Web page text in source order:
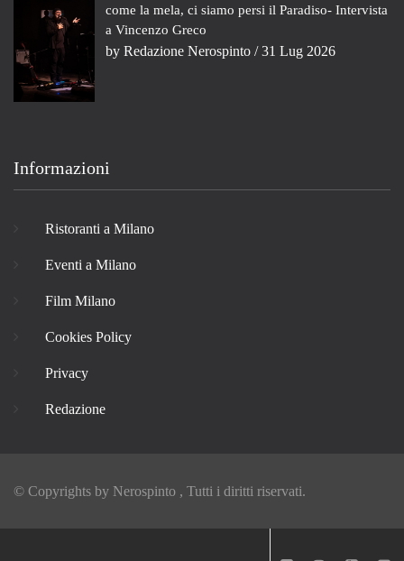
come la mela, ci siamo persi il Paradiso- Intervista
a Vincenzo Greco
by Redazione Nerospinto / 31 Lug 2026
Informazioni
Ristoranti a Milano
Eventi a Milano
Film Milano
Cookies Policy
Privacy
Redazione
© Copyrights by Nerospinto , Tutti i diritti riservati.